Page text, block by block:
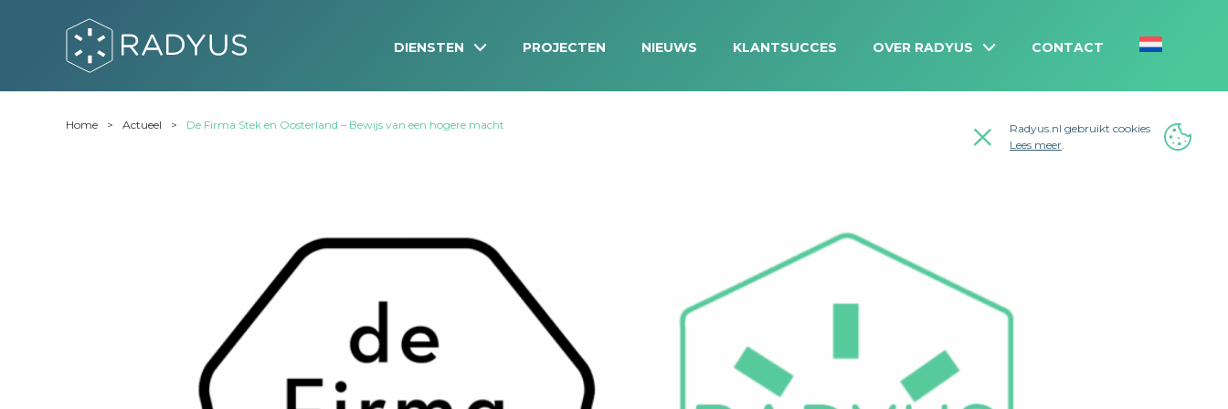
DIENSTEN PROJECTEN NIEUWS KLANTSUCCES OVER RADYUS CONTACT
Home Actueel De Firma Stek en Oosterland – Bewijs van een hogere macht
Radyus.nl gebruikt cookies
Lees meer.